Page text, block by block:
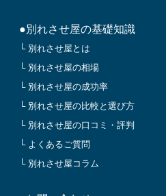
●別れさせ屋の基礎知識
└ 別れさせ屋とは
└ 別れさせ屋の相場
└ 別れさせ屋の成功率
└ 別れさせ屋の比較と選び方
└ 別れさせ屋の口コミ・評判
└ よくあるご質問
└ 別れさせ屋コラム